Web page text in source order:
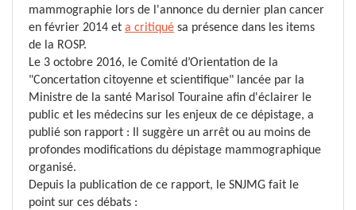
mammographie lors de l'annonce du dernier plan cancer
en février 2014 et a critiqué sa présence dans les items
de la ROSP.
Le 3 octobre 2016, le Comité d’Orientation de la
"Concertation citoyenne et scientifique" lancée par la
Ministre de la santé Marisol Touraine afin d'éclairer le
public et les médecins sur les enjeux de ce dépistage, a
publié son rapport : Il suggère un arrêt ou au moins de
profondes modifications du dépistage mammographique
organisé.
Depuis la publication de ce rapport, le SNJMG fait le
point sur ces débats :